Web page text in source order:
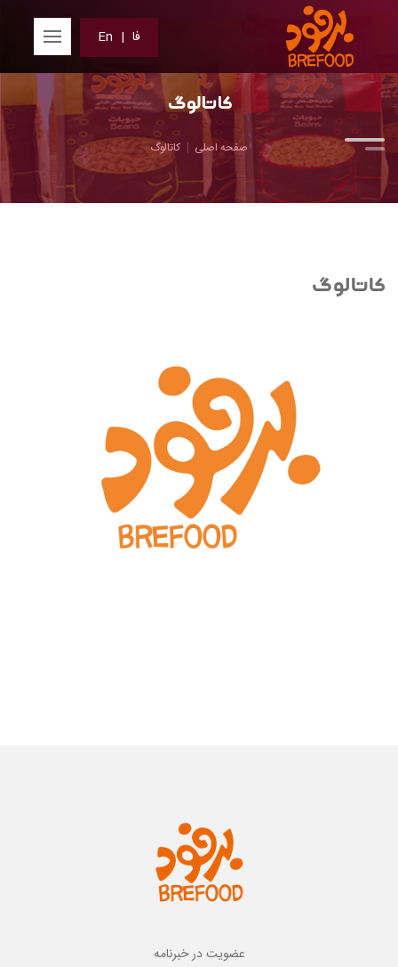
فا |
En
کاتالوگ
صفحه اصلی کاتالوگ
کاتالوگ
عضویت در خبرنامه